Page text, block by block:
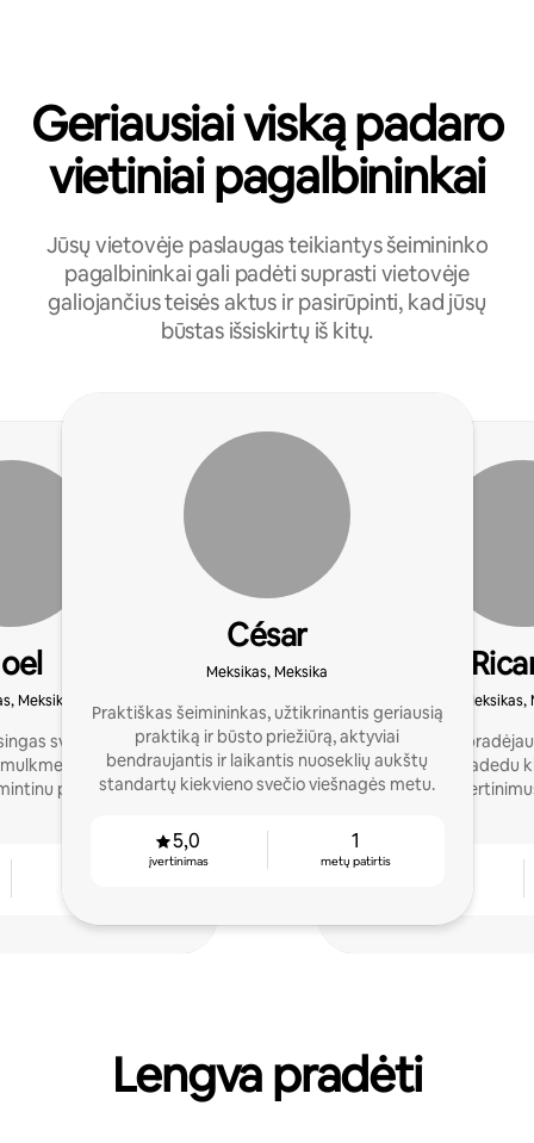
Geriausiai viską padaro
vietiniai pagalbininkai
Jūsų vietovėje paslaugas teikiantys šeimininko
pagalbininkai gali padėti suprasti vietovėje
galiojančius teisės aktus ir pasirūpinti, kad jūsų
būstas išsiskirtų iš kitų.
Meksika
svečiams ir tvirtai
paverčia
potyriu.
César
Meksikas, Meksika
Praktiškas šeimininkas, užtikrinantis geriausią
praktiką ir būsto priežiūrą, aktyviai
bendraujantis ir laikantis nuoseklių aukštų
standartų kiekvieno svečio viešnagės metu.
5,0
įvertinimas
1
metų patirtis
Prieš 7 metus
erdvę. Dabar padedu
gauti puikius
Lengva pradėti